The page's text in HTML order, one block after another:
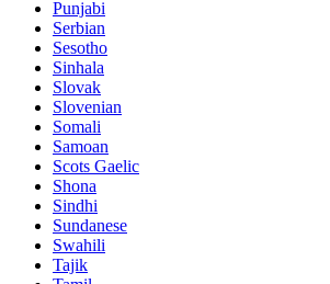
Punjabi
Serbian
Sesotho
Sinhala
Slovak
Slovenian
Somali
Samoan
Scots Gaelic
Shona
Sindhi
Sundanese
Swahili
Tajik